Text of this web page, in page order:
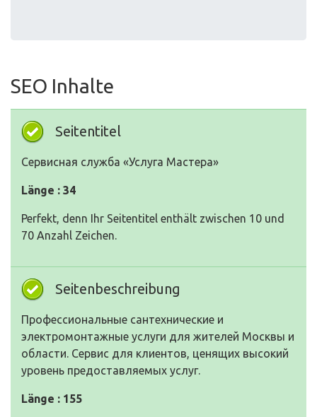
SEO Inhalte
Seitentitel
Сервисная служба «‎Услуга Мастера»
Länge : 34
Perfekt, denn Ihr Seitentitel enthält zwischen 10 und
70 Anzahl Zeichen.
Seitenbeschreibung
Профессиональные сантехнические и
электромонтажные услуги для жителей Москвы и
области. Сервис для клиентов, ценящих высокий
уровень предоставляемых услуг.
Länge : 155